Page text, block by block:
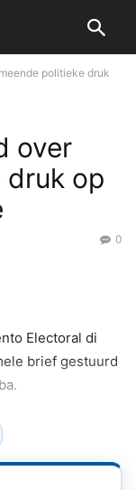
politieke druk
over
druk op
0
Electoral di
brief gestuurd